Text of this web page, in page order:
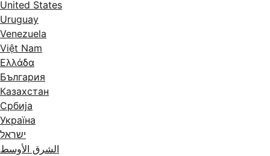
United States
Uruguay
Venezuela
Việt Nam
Ελλάδα
България
Казахстан
Србија
Україна
ישראל
الشرق الأوسط